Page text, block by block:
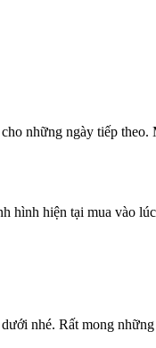
những ngày tiếp
hiện tại mua vào
nhé. Rất mong